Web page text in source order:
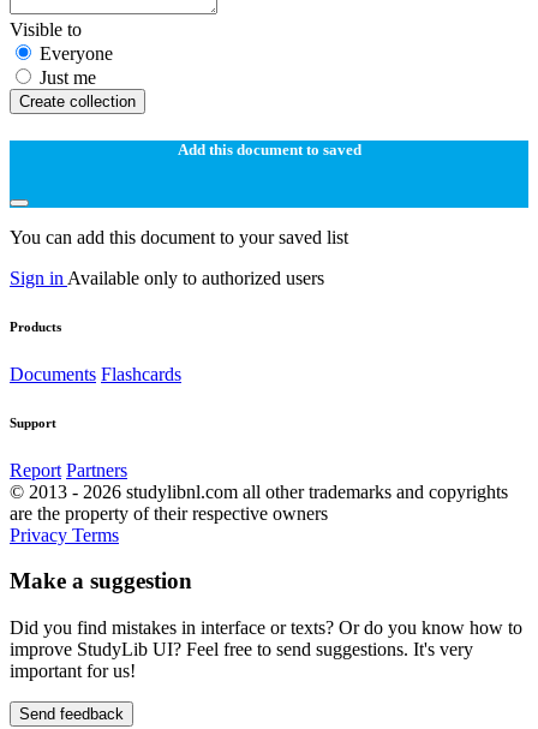
Visible to
Everyone
Just me
Create collection
Add this document to saved
You can add this document to your saved list
Sign in Available only to authorized users
Products
Documents Flashcards
Support
Report Partners
© 2013 - 2026 studylibnl.com all other trademarks and copyrights
are the property of their respective owners
Privacy Terms
Make a suggestion
Did you find mistakes in interface or texts? Or do you know how to
improve StudyLib UI? Feel free to send suggestions. It's very
important for us!
Send feedback